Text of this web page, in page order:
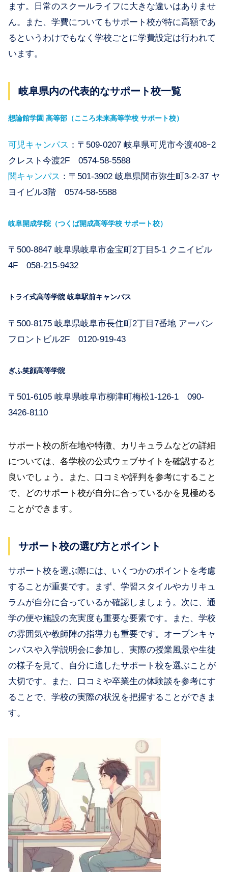
ます。日常のスクールライフに大きな違いはありませ
ん。また、学費についてもサポート校が特に高額であ
るというわけでもなく学校ごとに学費設定は行われて
います。
岐阜県内の代表的なサポート校一覧
想論館学園 高等部（こころ未来高等学校 サポート校）
可児キャンパス ：〒509-0207 岐阜県可児市今渡408ｰ2
クレスト今渡2F 0574-58-5588
関キャンパス ：〒501-3902 岐阜県関市弥生町3-2-37 ヤ
ヨイビル3階 0574-58-5588
岐阜開成学院（つくば開成高等学校 サポート校）
〒500-8847 岐阜県岐阜市金宝町2丁目5-1 クニイビル
4F 058-215-9432
トライ式高等学院 岐阜駅前キャンパス
〒500-8175 岐阜県岐阜市長住町2丁目7番地 アーバン
フロントビル2F 0120-919-43
ぎふ笑顔高等学院
〒501-6105 岐阜県岐阜市柳津町梅松1-126-1 090-
3426-8110
サポート校の所在地や特徴、カリキュラムなどの詳細
については、各学校の公式ウェブサイトを確認すると
良いでしょう。また、口コミや評判を参考にすること
で、どのサポート校が自分に合っているかを見極める
ことができます。
サポート校の選び方とポイント
サポート校を選ぶ際には、いくつかのポイントを考慮
することが重要です。まず、学習スタイルやカリキュ
ラムが自分に合っているか確認しましょう。次に、通
学の便や施設の充実度も重要な要素です。また、学校
の雰囲気や教師陣の指導力も重要です。オープンキャ
ンパスや入学説明会に参加し、実際の授業風景や生徒
の様子を見て、自分に適したサポート校を選ぶことが
大切です。また、口コミや卒業生の体験談を参考にす
ることで、学校の実際の状況を把握することができま
す。